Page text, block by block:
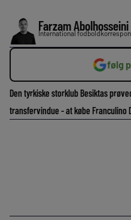
Farzam Abolhosseini
International
følg
Den tyrkiske storklub Besiktas
transfervindue - at købe Franculino